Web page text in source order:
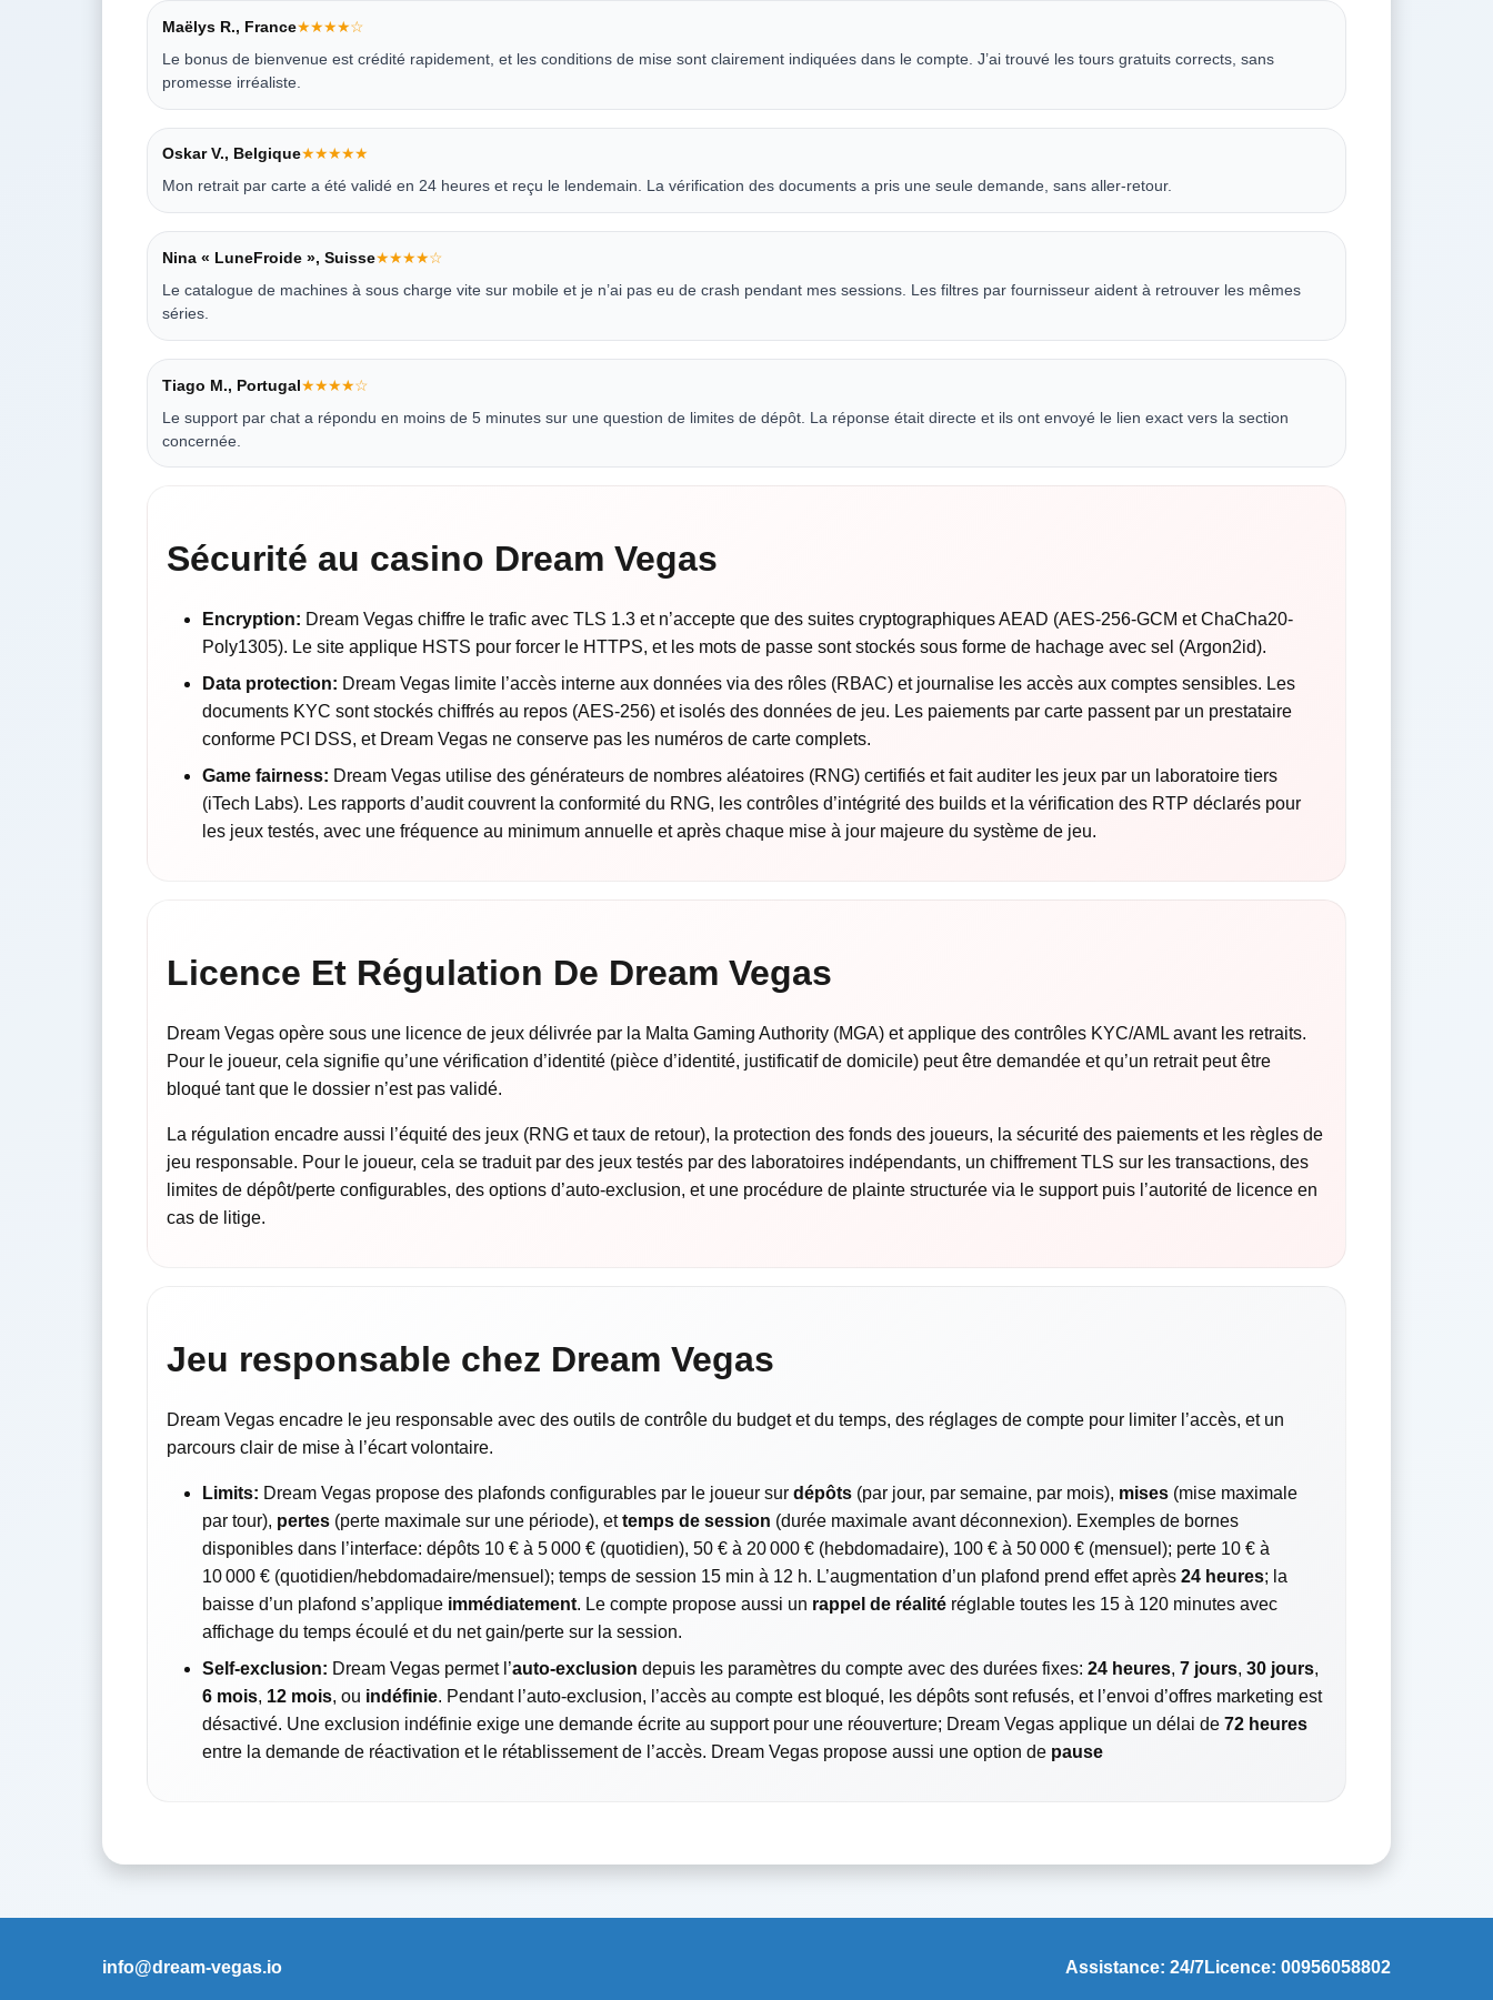
Maëlys R., France★★★★☆
Le bonus de bienvenue est crédité rapidement, et les conditions de mise sont clairement indiquées dans le compte. J’ai trouvé les tours gratuits corrects, sans
promesse irréaliste.
Oskar V., Belgique★★★★★
Mon retrait par carte a été validé en 24 heures et reçu le lendemain. La vérification des documents a pris une seule demande, sans aller-retour.
Nina « LuneFroide », Suisse★★★★☆
Le catalogue de machines à sous charge vite sur mobile et je n’ai pas eu de crash pendant mes sessions. Les filtres par fournisseur aident à retrouver les mêmes
séries.
Tiago M., Portugal★★★★☆
Le support par chat a répondu en moins de 5 minutes sur une question de limites de dépôt. La réponse était directe et ils ont envoyé le lien exact vers la section
concernée.
Sécurité au casino Dream Vegas
Encryption: Dream Vegas chiffre le trafic avec TLS 1.3 et n’accepte que des suites cryptographiques AEAD (AES-256-GCM et ChaCha20-
Poly1305). Le site applique HSTS pour forcer le HTTPS, et les mots de passe sont stockés sous forme de hachage avec sel (Argon2id).
Data protection: Dream Vegas limite l’accès interne aux données via des rôles (RBAC) et journalise les accès aux comptes sensibles. Les
documents KYC sont stockés chiffrés au repos (AES-256) et isolés des données de jeu. Les paiements par carte passent par un prestataire
conforme PCI DSS, et Dream Vegas ne conserve pas les numéros de carte complets.
Game fairness: Dream Vegas utilise des générateurs de nombres aléatoires (RNG) certifiés et fait auditer les jeux par un laboratoire tiers
(iTech Labs). Les rapports d’audit couvrent la conformité du RNG, les contrôles d’intégrité des builds et la vérification des RTP déclarés pour
les jeux testés, avec une fréquence au minimum annuelle et après chaque mise à jour majeure du système de jeu.
Licence Et Régulation De Dream Vegas
Dream Vegas opère sous une licence de jeux délivrée par la Malta Gaming Authority (MGA) et applique des contrôles KYC/AML avant les retraits.
Pour le joueur, cela signifie qu’une vérification d’identité (pièce d’identité, justificatif de domicile) peut être demandée et qu’un retrait peut être
bloqué tant que le dossier n’est pas validé.
La régulation encadre aussi l’équité des jeux (RNG et taux de retour), la protection des fonds des joueurs, la sécurité des paiements et les règles de
jeu responsable. Pour le joueur, cela se traduit par des jeux testés par des laboratoires indépendants, un chiffrement TLS sur les transactions, des
limites de dépôt/perte configurables, des options d’auto-exclusion, et une procédure de plainte structurée via le support puis l’autorité de licence en
cas de litige.
Jeu responsable chez Dream Vegas
Dream Vegas encadre le jeu responsable avec des outils de contrôle du budget et du temps, des réglages de compte pour limiter l’accès, et un
parcours clair de mise à l’écart volontaire.
Limits: Dream Vegas propose des plafonds configurables par le joueur sur dépôts(par jour, par semaine, par mois), mises(mise maximale
par tour), pertes(perte maximale sur une période), ettemps de session (durée maximale avant déconnexion). Exemples de bornes
disponibles dans l’interface: dépôts 10 € à 5 000 € (quotidien), 50 € à 20 000 € (hebdomadaire), 100 € à 50 000 € (mensuel); perte 10 € à
10 000 € (quotidien/hebdomadaire/mensuel); temps de session 15 min à 12 h. L’augmentation d’un plafond prend effet après 24 heures; la
baisse d’un plafond s’applique immédiatement. Le compte propose aussi un rappel de réalitéréglable toutes les 15 à 120 minutes avec
affichage du temps écoulé et du net gain/perte sur la session.
Self-exclusion: Dream Vegas permet l’auto-exclusion depuis les paramètres du compte avec des durées fixes: 24 heures, 7 jours, 30 jours,
6 mois, 12 mois, ou indéfinie. Pendant l’auto-exclusion, l’accès au compte est bloqué, les dépôts sont refusés, et l’envoi d’offres marketing est
désactivé. Une exclusion indéfinie exige une demande écrite au support pour une réouverture; Dream Vegas applique un délai de 72 heures
entre la demande de réactivation et le rétablissement de l’accès. Dream Vegas propose aussi une option de pause
info@dream-vegas.io Assistance: 24/7Licence: 00956058802